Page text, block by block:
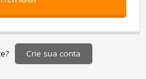
Crie sua conta